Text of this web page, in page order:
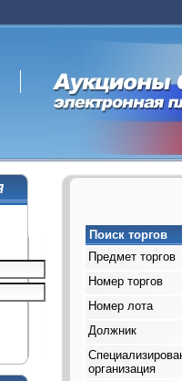
Поиск торгов
Предмет торгов
Номер торгов
Номер лота
Должник
организация